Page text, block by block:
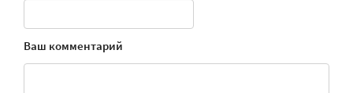
Ваш комментарий